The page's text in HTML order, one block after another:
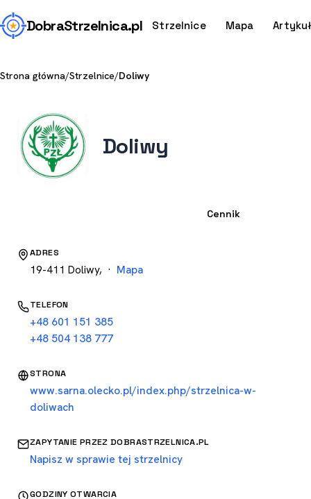
DobraStrzelnica.pl Strzelnice Mapa
Strona główna/Strzelnice/Doliwy
Doliwy
Cennik
ADRES
19-411 Doliwy, · Mapa
TELEFON
+48 601 151 385
+48 504 138 777
STRONA
www.sarna.olecko.pl/index.php/strzelnica-w-
doliwach
ZAPYTANIE PRZEZ DOBRASTRZELNICA.PL
Napisz w sprawie tej strzelnicy
GODZINY OTWARCIA